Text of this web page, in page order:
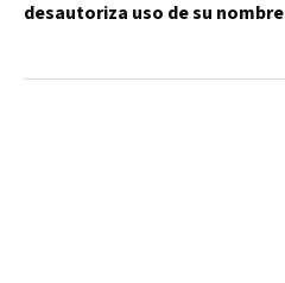
desautoriza uso de su nombre